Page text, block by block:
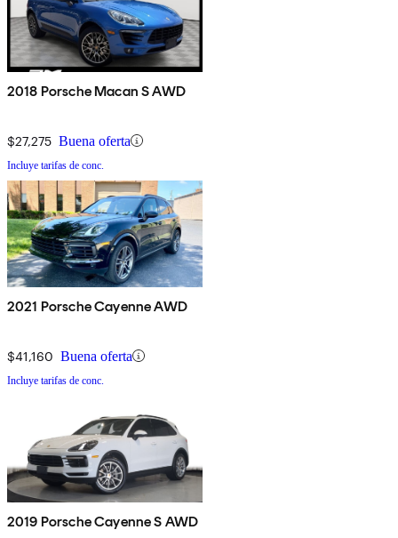
2018 Porsche Macan S AWD
$27,275 Buena oferta
Incluye tarifas de conc.
2021 Porsche Cayenne AWD
$41,160 Buena oferta
Incluye tarifas de conc.
2019 Porsche Cayenne S AWD